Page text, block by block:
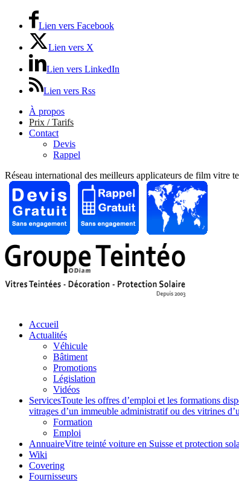
Lien vers Facebook
Lien vers X
Lien vers LinkedIn
Lien vers Rss
À propos
Prix / Tarifs
Contact
Devis
Rappel
Réseau international des meilleurs applicateurs de film vitre
Accueil
Actualités
Véhicule
Bâtiment
Promotions
Législation
Vidéos
ServicesToute les offres d’emploi et les formations
vitrages d’un immeuble administratif ou des vitrines
Formation
Emploi
AnnuaireVitre teinté voiture en Suisse et protection
Wiki
Covering
Fournisseurs